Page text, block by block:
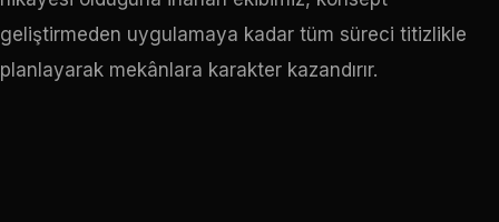
geliştirmeden uygulamaya kadar tüm süreci titizlikle
planlayarak mekânlara karakter kazandırır.